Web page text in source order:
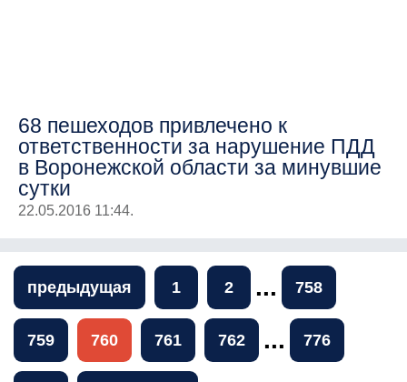
68 пешеходов привлечено к
ответственности за нарушение ПДД
в Воронежской области за минувшие
сутки
22.05.2016 11:44.
предыдущая 1 2 ... 758
759 760 761 762 ... 776